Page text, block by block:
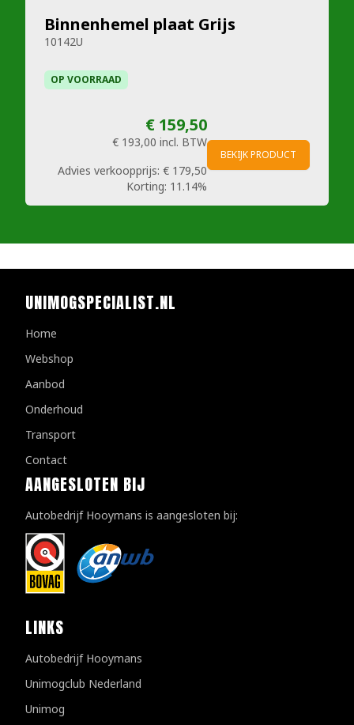
Binnenhemel plaat Grijs
10142U
OP VOORRAAD
€ 159,50
€ 193,00 incl. BTW
Advies verkoopprijs: € 179,50
Korting: 11.14%
BEKIJK PRODUCT
UNIMOGSPECIALIST.NL
Home
Webshop
Aanbod
Onderhoud
Transport
Contact
AANGESLOTEN BIJ
Autobedrijf Hooymans is aangesloten bij:
LINKS
Autobedrijf Hooymans
Unimogclub Nederland
Unimog